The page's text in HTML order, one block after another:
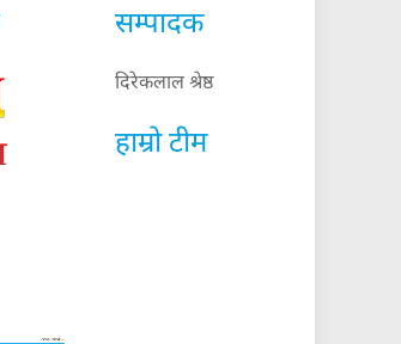
सम्पादक
दिरेकलाल श्रेष्ठ
हाम्रो टीम